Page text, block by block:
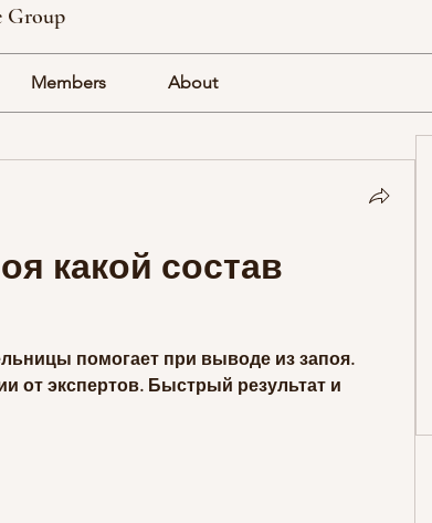
Group
Members About
какой состав
помогает при выводе из запоя.
от экспертов. Быстрый результат и